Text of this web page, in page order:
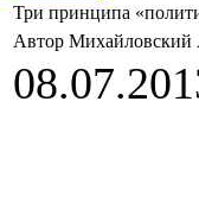
Три принципа
Автор